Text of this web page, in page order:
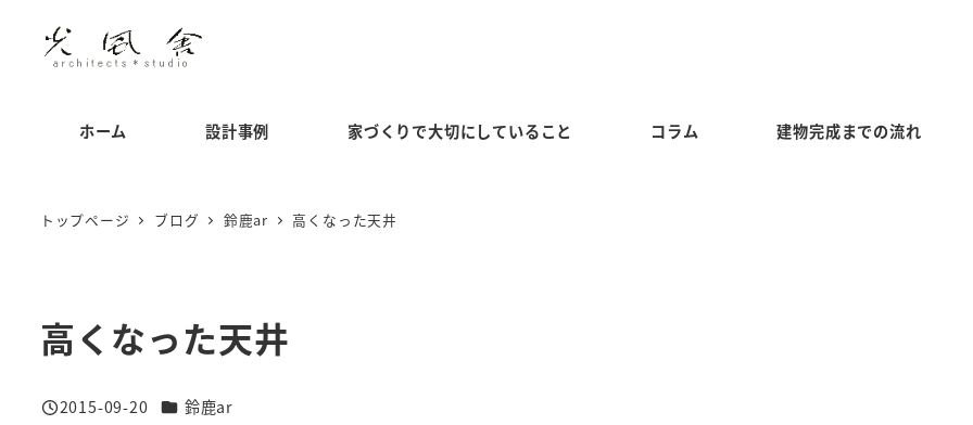
ホーム 設計事例 家づくりで大切にしていること コラム 建物完成までの流れ
トップページ ブログ 鈴鹿ar 高くなった天井
高くなった天井
投稿日
2015-09-20 カテゴリー
鈴鹿ar